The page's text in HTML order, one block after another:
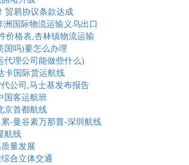
贸易协议条款达成
国际物流运输义乌出口
价格表,杏林镇物流运输
国吗)要怎么办理
代理公司能做些什么)
卡国际货运航线
公司,马士基发布报告
国客运航班
京首都航线
-曼谷素万那普-深圳航线
航线
量发展
合立体交通